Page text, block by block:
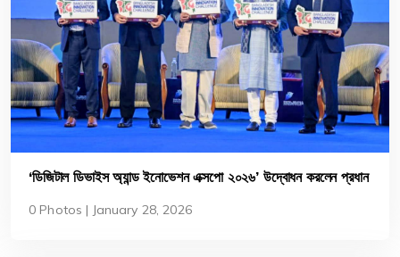
‘ডিজিটাল ডিভাইস অ্যান্ড ইনোভেশন এক্সপো ২০২৬’ উদ্বোধন করলেন প্রধান
উপদেষ্টা
0 Photos | January 28, 2026